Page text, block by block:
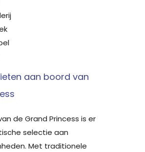
aan boord van
de Grand Princess is er
selectie aan
Met traditionele